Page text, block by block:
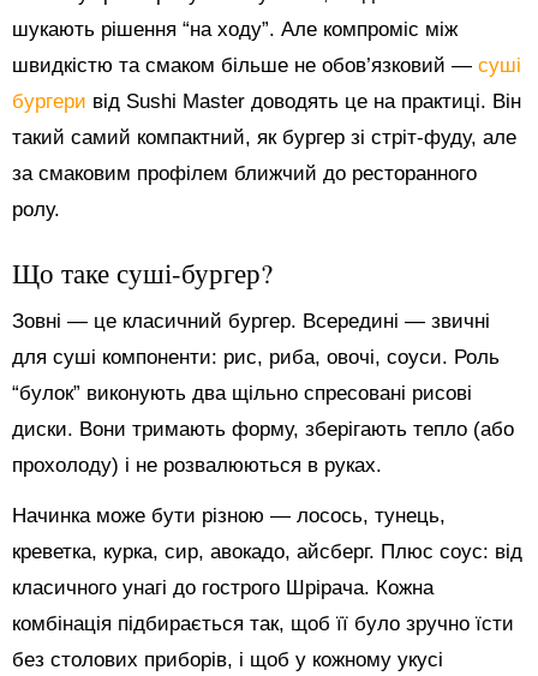
шукають рішення “на ходу”. Але компроміс між
швидкістю та смаком більше не обов’язковий — суші
бургери від Sushi Master доводять це на практиці. Він
такий самий компактний, як бургер зі стріт-фуду, але
за смаковим профілем ближчий до ресторанного
ролу.
Що таке суші-бургер?
Зовні — це класичний бургер. Всередині — звичні
для суші компоненти: рис, риба, овочі, соуси. Роль
“булок” виконують два щільно спресовані рисові
диски. Вони тримають форму, зберігають тепло (або
прохолоду) і не розвалюються в руках.
Начинка може бути різною — лосось, тунець,
креветка, курка, сир, авокадо, айсберг. Плюс соус: від
класичного унагі до гострого Шрірача. Кожна
комбінація підбирається так, щоб її було зручно їсти
без столових приборів, і щоб у кожному укусі